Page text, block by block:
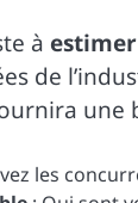
à
de
une
les